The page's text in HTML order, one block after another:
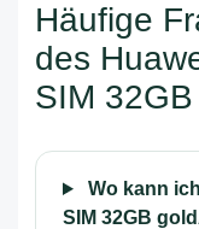
Häufige
des
SIM
Wo kann
SIM 32GB